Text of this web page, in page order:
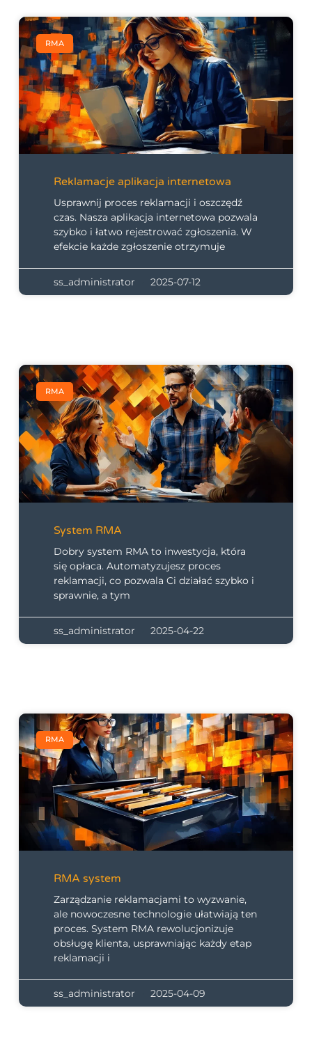
RMA
Reklamacje aplikacja internetowa
Usprawnij proces reklamacji i oszczędź
czas. Nasza aplikacja internetowa pozwala
szybko i łatwo rejestrować zgłoszenia. W
efekcie każde zgłoszenie otrzymuje
ss_administrator 2025-07-12
RMA
System RMA
Dobry system RMA to inwestycja, która
się opłaca. Automatyzujesz proces
reklamacji, co pozwala Ci działać szybko i
sprawnie, a tym
ss_administrator 2025-04-22
RMA
RMA system
Zarządzanie reklamacjami to wyzwanie,
ale nowoczesne technologie ułatwiają ten
proces. System RMA rewolucjonizuje
obsługę klienta, usprawniając każdy etap
reklamacji i
ss_administrator 2025-04-09